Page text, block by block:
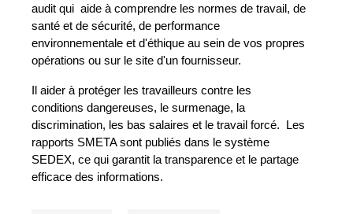
audit qui aide à comprendre les normes de travail, de
santé et de sécurité, de performance
environnementale et d'éthique au sein de vos propres
opérations ou sur le site d'un fournisseur.
Il aider à protéger les travailleurs contre les
conditions dangereuses, le surmenage, la
discrimination, les bas salaires et le travail forcé. Les
rapports SMETA sont publiés dans le système
SEDEX, ce qui garantit la transparence et le partage
efficace des informations.